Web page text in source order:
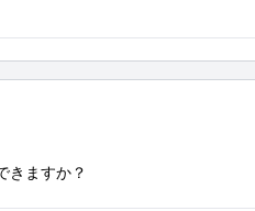
きますか？